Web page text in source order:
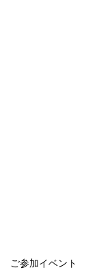
ご参加イベント